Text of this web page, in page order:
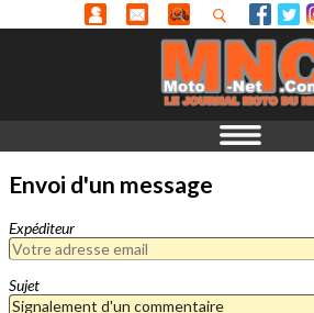
Envoi d'un message
Expéditeur
Sujet